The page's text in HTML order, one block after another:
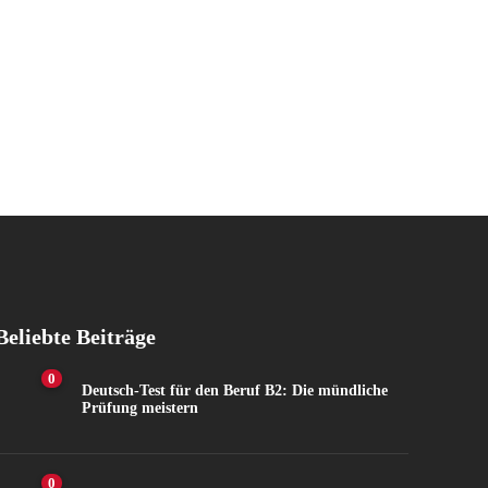
Beiträge
0
Deutsch-Test für den Beruf B2: Die mündliche
Prüfung meistern
0